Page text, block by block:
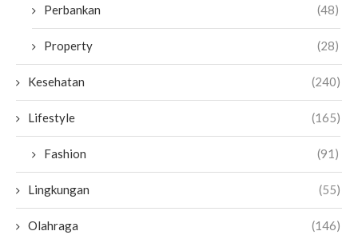
Perbankan (48)
Property (28)
Kesehatan (240)
Lifestyle (165)
Fashion (91)
Lingkungan (55)
Olahraga (146)